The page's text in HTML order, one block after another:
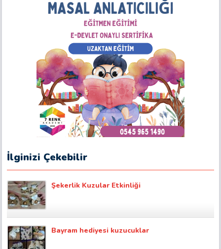
İlginizi Çekebilir
Şekerlik Kuzular Etkinliği
Bayram hediyesi kuzucuklar